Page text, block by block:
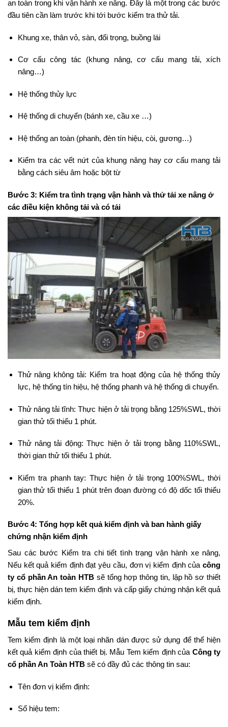
an toàn trong khi vận hành xe nâng. Đây là một trong các bước
đầu tiên cần làm trước khi tới bước kiểm tra thử tải.
Khung xe, thân vỏ, sàn, đối trọng, buồng lái
Cơ cấu công tác (khung nâng, cơ cấu mang tải, xích
nâng…)
Hệ thống thủy lực
Hệ thống di chuyển (bánh xe, cầu xe …)
Hệ thống an toàn (phanh, đèn tín hiệu, còi, gương…)
Kiểm tra các vết nứt của khung nâng hay cơ cấu mang tải
bằng cách siêu âm hoặc bột từ
Bước 3: Kiểm tra tình trạng vận hành và thử tải xe nâng ở
các điều kiện không tải và có tải
Thử nâng không tải: Kiểm tra hoạt động của hệ thống thủy
lực, hệ thống tín hiệu, hệ thống phanh và hệ thống di chuyển.
Thử nâng tải tĩnh: Thực hiện ở tải trọng bằng 125%SWL, thời
gian thử tối thiểu 1 phút.
Thử nâng tải động: Thực hiện ở tải trọng bằng 110%SWL,
thời gian thử tối thiểu 1 phút.
Kiểm tra phanh tay: Thực hiện ở tải trọng 100%SWL, thời
gian thử tối thiểu 1 phút trên đoạn đường có độ dốc tối thiểu
20%.
Bước 4: Tổng hợp kết quả kiểm định và ban hành giấy
chứng nhận kiểm định
Sau các bước Kiểm tra chi tiết tình trạng vận hành xe nâng,
Nếu kết quả kiểm định đạt yêu cầu, đơn vị kiểm định của công
ty cổ phần An toàn HTBsẽ tổng hợp thông tin, lập hồ sơ thiết
bị, thực hiện dán tem kiểm định và cấp giấy chứng nhận kết quả
kiểm định.
Mẫu tem kiểm định
Tem kiểm định là một loại nhãn dán được sử dụng để thể hiện
kết quả kiểm định của thiết bị. Mẫu Tem kiểm định của Công ty
cổ phần An Toàn HTB sẽ có đầy đủ các thông tin sau:
Tên đơn vị kiểm định:
Số hiệu tem: